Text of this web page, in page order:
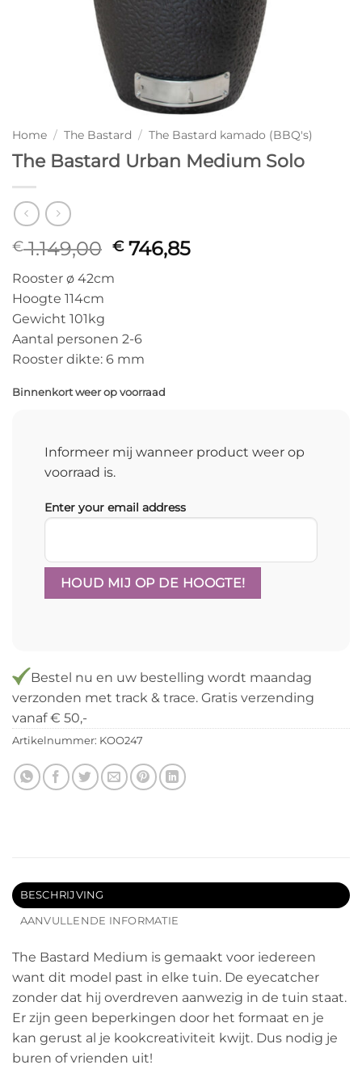
Home / The Bastard / The Bastard kamado (BBQ's)
The Bastard Urban Medium Solo
€1.149,00 Oorspronkelijke
was:
€746,85Huidige
Rooster ø 42cm
Hoogte 114cm
Gewicht 101kg
Aantal personen 2-6
Rooster dikte: 6 mm
Binnenkort weer op voorraad
Informeer mij wanneer product weer op
voorraad is.
Enter your email address
Bestel nu en uw bestelling wordt maandag
verzonden met track & trace. Gratis verzending
vanaf € 50,-
Artikelnummer: KOO247
BESCHRIJVING
AANVULLENDE INFORMATIE
The Bastard Medium is gemaakt voor iedereen
want dit model past in elke tuin. De eyecatcher
zonder dat hij overdreven aanwezig in de tuin staat.
Er zijn geen beperkingen door het formaat en je
kan gerust al je kookcreativiteit kwijt. Dus nodig je
buren of vrienden uit!